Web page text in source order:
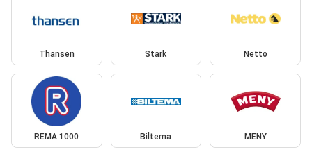
Thansen Stark Netto
REMA 1000 Biltema MENY